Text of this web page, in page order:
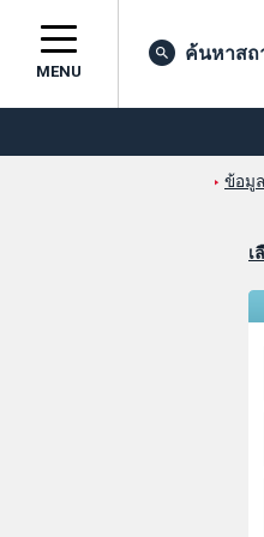
MENU
ค้นหาสถ
ข้อมู
เ